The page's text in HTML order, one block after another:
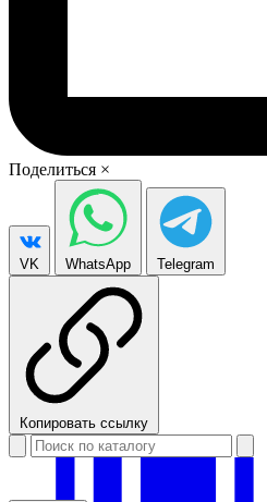
Поделиться ×
VK WhatsApp Telegram
Копировать ссылку